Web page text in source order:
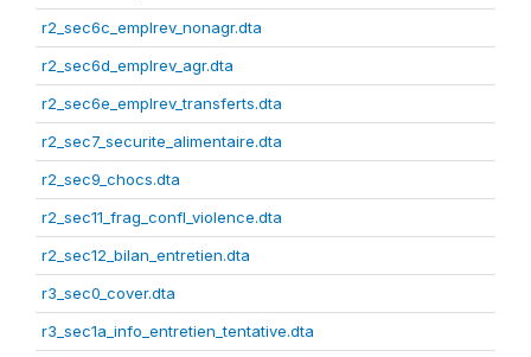
r2_sec6c_emplrev_nonagr.dta
r2_sec6d_emplrev_agr.dta
r2_sec6e_emplrev_transferts.dta
r2_sec7_securite_alimentaire.dta
r2_sec9_chocs.dta
r2_sec11_frag_confl_violence.dta
r2_sec12_bilan_entretien.dta
r3_sec0_cover.dta
r3_sec1a_info_entretien_tentative.dta